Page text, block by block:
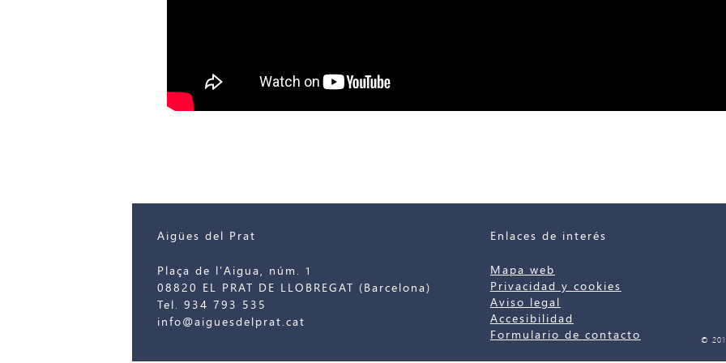
Aigües del Prat
Plaça de l'Aigua, núm. 1
08820 EL PRAT DE LLOBREGAT (Barcelona)
Tel. 934 793 535
info@aiguesdelprat.cat
Enlaces de interés
Mapa web
Privacidad y cookies
Aviso legal
Accesibilidad
Formulario de contacto
©